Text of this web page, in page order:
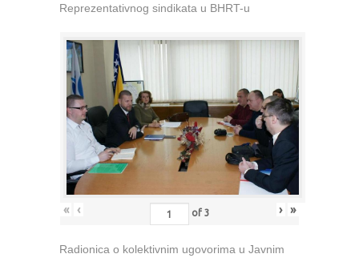
Reprezentativnog sindikata u BHRT-u
« ‹ of 3 › »
Radionica o kolektivnim ugovorima u Javnim